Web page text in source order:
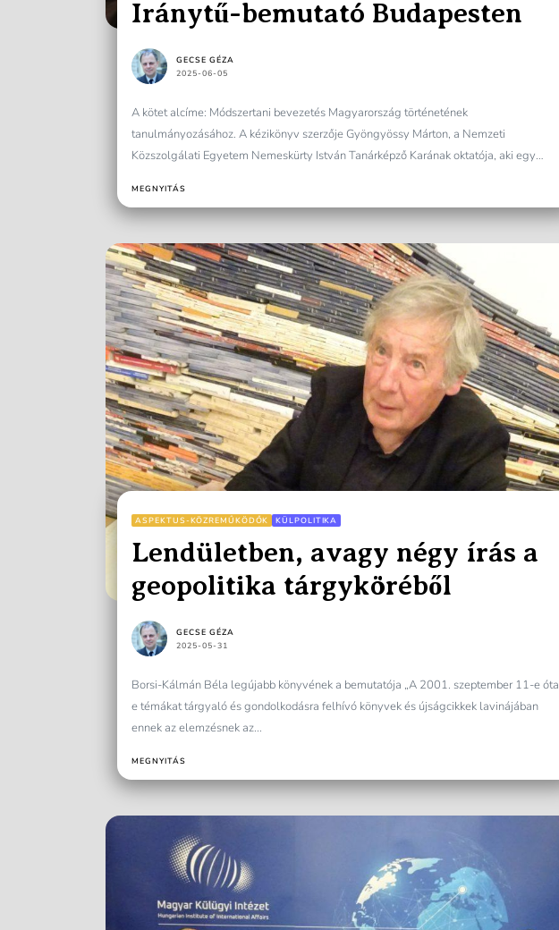
Iránytű-bemutató Budapesten
GECSE GÉZA
2025-06-05
A kötet alcíme: Módszertani bevezetés Magyarország történetének
tanulmányozásához. A kézikönyv szerzője Gyöngyössy Márton, a Nemzeti
Közszolgálati Egyetem Nemeskürty István Tanárképző Karának oktatója, aki egy
MEGNYITÁS
ASPEKTUS-KÖZREMŰKÖDŐK KÜLPOLITIKA
Lendületben, avagy négy írás a
geopolitika tárgyköréből
GECSE GÉZA
2025-05-31
Borsi-Kálmán Béla legújabb könyvének a bemutatója „A 2001. szeptember 11-e óta
e témákat tárgyaló és gondolkodásra felhívó könyvek és újságcikkek lavinájában
ennek az elemzésnek az...
MEGNYITÁS